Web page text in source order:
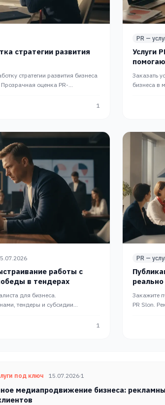
стратегии развития
стратегии развития бизнеса
оценка PR-
1
PR —
Услуги
Заказать
бизнеса в
работы с
в тендерах
для бизнеса.
тендеры и субсидии
1
PR —
Закажите
PR Slon.
под ключ 15.07.2026·1
медиапродвижение бизнеса: